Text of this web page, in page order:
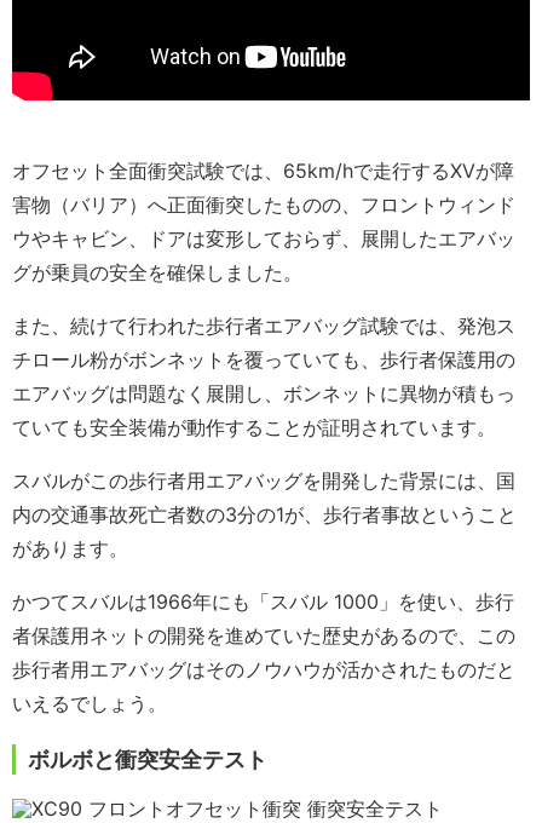
オフセット全面衝突試験では、65km/hで走行するXVが障
害物（バリア）へ正面衝突したものの、フロントウィンド
ウやキャビン、ドアは変形しておらず、展開したエアバッ
グが乗員の安全を確保しました。
また、続けて行われた歩行者エアバッグ試験では、発泡ス
チロール粉がボンネットを覆っていても、歩行者保護用の
エアバッグは問題なく展開し、ボンネットに異物が積もっ
ていても安全装備が動作することが証明されています。
スバルがこの歩行者用エアバッグを開発した背景には、国
内の交通事故死亡者数の3分の1が、歩行者事故ということ
があります。
かつてスバルは1966年にも「スバル 1000」を使い、歩行
者保護用ネットの開発を進めていた歴史があるので、この
歩行者用エアバッグはそのノウハウが活かされたものだと
いえるでしょう。
ボルボと衝突安全テスト